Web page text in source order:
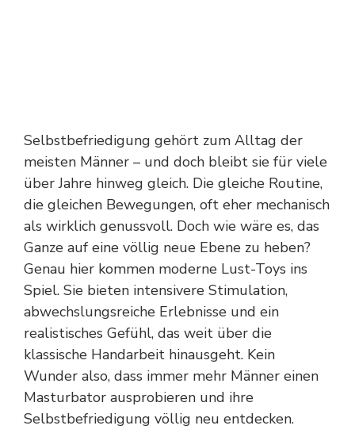
Selbstbefriedigung gehört zum Alltag der
meisten Männer – und doch bleibt sie für viele
über Jahre hinweg gleich. Die gleiche Routine,
die gleichen Bewegungen, oft eher mechanisch
als wirklich genussvoll. Doch wie wäre es, das
Ganze auf eine völlig neue Ebene zu heben?
Genau hier kommen moderne Lust-Toys ins
Spiel. Sie bieten intensivere Stimulation,
abwechslungsreiche Erlebnisse und ein
realistisches Gefühl, das weit über die
klassische Handarbeit hinausgeht. Kein
Wunder also, dass immer mehr Männer einen
Masturbator ausprobieren und ihre
Selbstbefriedigung völlig neu entdecken.